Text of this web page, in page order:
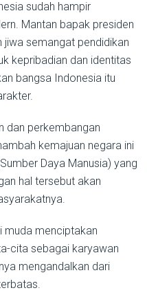
sudah hampir
Mantan bapak presiden
semangat pendidikan
kepribadian dan identitas
bangsa Indonesia itu
dan perkembangan
kemajuan negara ini
Daya Manusia) yang
hal tersebut akan
muda menciptakan
cita sebagai karyawan
mengandalkan dari